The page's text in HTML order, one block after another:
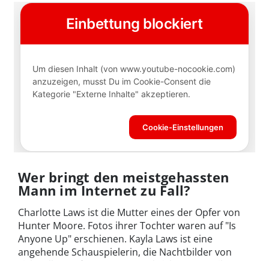
Wer bringt den meistgehassten
Mann im Internet zu Fall?
Charlotte Laws ist die Mutter eines der Opfer von
Hunter Moore. Fotos ihrer Tochter waren auf "Is
Anyone Up" erschienen. Kayla Laws ist eine
angehende Schauspielerin, die Nachtbilder von